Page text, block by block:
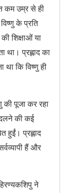
Friend
of Sailors
कम उम्र से ही
के प्रति
शिक्षाओं या
था। प्रह्लाद का
था कि विष्णु ही
की पूजा कर रहा
की कई
हुईं। प्रह्लाद
हैं और
ने